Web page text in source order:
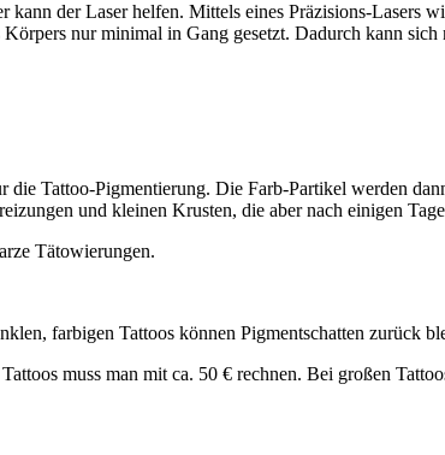
der Laser helfen. Mittels eines Präzisions-Lasers
nur minimal in Gang gesetzt. Dadurch kann
Tattoo-Pigmentierung. Die Farb-Partikel werden
und kleinen Krusten, die aber nach einigen
Tätowierungen.
farbigen Tattoos können Pigmentschatten zurück
muss man mit ca. 50 € rechnen. Bei großen